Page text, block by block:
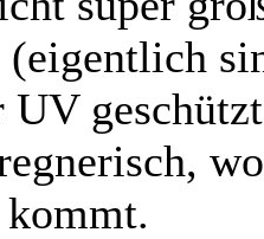
(eigentlich
UV
kommt.